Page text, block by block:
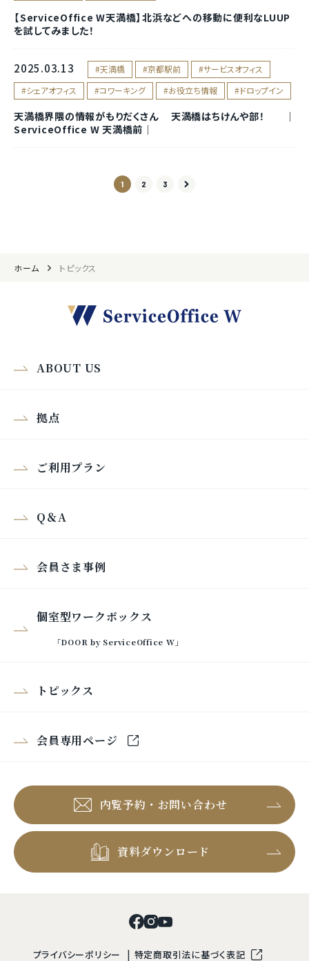
【ServiceOffice W天満橋】北浜などへの移動に便利なLUUP
を試してみました！
2025.03.13 天満橋 京都駅前
サービスオフィス
シェアオフィス
コワーキング お役立ち情報 ドロップイン
天満橋界隈の情報がもりだくさん 天満橋はちけんや部！ ｜
ServiceOffice W 天満橋前｜
1 2 3
ホーム トピックス
ABOUT US
拠点
ご利用プラン
Q＆A
会員さま事例
個室型ワークボックス
「DOOR by ServiceOffice W」
トピックス
会員専用ページ
内覧予約・お問い合わせ
資料ダウンロード
プライバシーポリシー 特定商取引法に基づく表記